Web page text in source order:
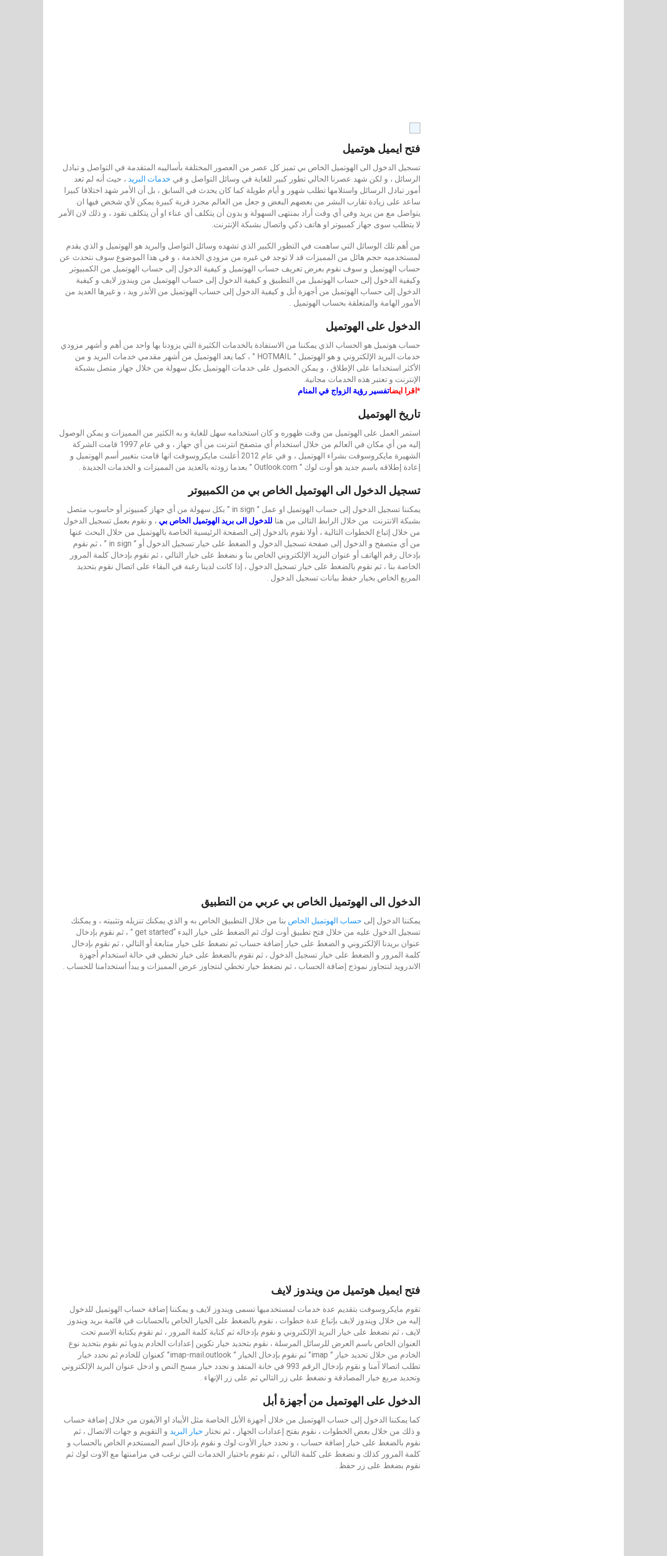
فتح ايميل هوتميل
تسجيل الدخول الى الهوتميل الخاص بي تميز كل عصر من العصور المختلفة بأساليبه المتقدمة في التواصل و تبادل
الرسائل ، و لكن شهد عصرنا الحالي تطور كبير للغاية في وسائل التواصل و في خدمات البريد ، حيث أنه لم تعد
أمور تبادل الرسائل واستلامها تطلب شهور و أيام طويلة كما كان يحدث في السابق ، بل أن الأمر شهد اختلافا كبيرا
ساعد على زيادة تقارب البشر من بعضهم البعض و جعل من العالم مجرد قرية كبيرة يمكن لأي شخص فيها ان
يتواصل مع من يريد وفي أي وقت أراد بمنتهى السهولة و بدون أن يتكلف أي عناء او أن يتكلف نقود ، و ذلك لان الأمر
لا يتطلب سوى جهاز كمبيوتر او هاتف ذكي واتصال بشبكة الإنترنت.
من أهم تلك الوسائل التي ساهمت في التطور الكبير الذي تشهده وسائل التواصل والبريد هو الهوتميل و الذي يقدم
لمستخدميه حجم هائل من المميزات قد لا توجد في غيره من مزودي الخدمة ، و في هذا الموضوع سوف نتحدث عن
حساب الهوتميل و سوف نقوم بعرض تعريف حساب الهوتميل و كيفية الدخول إلى حساب الهوتميل من الكمبيوتر
وكيفية الدخول إلى حساب الهوتميل من التطبيق و كيفية الدخول إلى حساب الهوتميل من ويندوز لايف و كيفية
الدخول إلى حساب الهوتميل من أجهزة أبل و كيفية الدخول إلى حساب الهوتميل من الأندر ويد ، و غيرها العديد من
الأمور الهامة والمتعلقة بحساب الهوتميل .
الدخول على الهوتميل
حساب هوتميل هو الحساب الذي يمكننا من الاستفادة بالخدمات الكثيرة التي يزودنا بها واحد من أهم و أشهر مزودي
خدمات البريد الإلكتروني و هو الهوتميل ” HOTMAIL ” ، كما يعد الهوتميل من أشهر مقدمي خدمات البريد و من
الأكثر استخداما على الإطلاق ، و يمكن الحصول على خدمات الهوتميل بكل سهولة من خلال جهاز متصل بشبكة
الإنترنت و تعتبر هذه الخدمات مجانية.
*اقرا ايضاتفسير رؤية الزواج في المنام
تاريخ الهوتميل
استمر العمل على الهوتميل من وقت ظهوره و كان استخدامه سهل للغاية و به الكثير من المميزات و يمكن الوصول
إليه من أي مكان في العالم من خلال استخدام أي متصفح انترنت من أي جهاز ، و في عام 1997 قامت الشركة
الشهيرة مايكروسوفت بشراء الهوتميل ، و في عام 2012 أعلنت مايكروسوفت انها قامت بتغيير أسم الهوتميل و
إعادة إطلاقه باسم جديد هو أوت لوك ” Outlook.com ” بعدما زودته بالعديد من المميزات و الخدمات الجديدة .
تسجيل الدخول الى الهوتميل الخاص بي من الكمبيوتر
يمكننا تسجيل الدخول إلى حساب الهوتميل او عمل ” in sign ” بكل سهولة من أي جهاز كمبيوتر أو حاسوب متصل
بشبكة الانترنت من خلال الرابط التالى من هنا للدخول الى بريد الهوتميل الخاص بي ، و نقوم بعمل تسجيل الدخول
من خلال إتباع الخطوات التالية ، أولا نقوم بالدخول إلى الصفحة الرئيسية الخاصة بالهوتميل من خلال البحث عنها
من أي متصفح و الدخول إلى صفحة تسجيل الدخول و الضغط على خيار تسجيل الدخول أو ” in sign ” ، ثم نقوم
بإدخال رقم الهاتف أو عنوان البريد الإلكتروني الخاص بنا و نضغط على خيار التالي ، ثم نقوم بإدخال كلمة المرور
الخاصة بنا ، ثم نقوم بالضغط على خيار تسجيل الدخول ، إذا كانت لدينا رغبة في البقاء على اتصال نقوم بتحديد
المربع الخاص بخيار حفظ بيانات تسجيل الدخول .
الدخول الى الهوتميل الخاص بي عربي من التطبيق
يمكننا الدخول إلى حساب الهوتميل الخاص بنا من خلال التطبيق الخاص به و الذي يمكنك تنزيله وتثبيته ، و يمكنك
تسجيل الدخول عليه من خلال فتح تطبيق أوت لوك ثم الضغط على خيار البدء “get started ” ، ثم نقوم بإدخال
عنوان بريدنا الإلكتروني و الضغط على خيار إضافة حساب ثم نضغط على خيار متابعة أو التالي ، ثم نقوم بإدخال
كلمة المرور و الضغط على خيار تسجيل الدخول ، ثم نقوم بالضغط على خيار تخطي في حالة استخدام أجهزة
الاندرويد لنتجاوز نموذج إضافة الحساب ، ثم نضغط خيار تخطي لنتجاوز عرض المميزات و يبدأ استخدامنا للحساب .
فتح ايميل هوتميل من ويندوز لايف
تقوم مايكروسوفت بتقديم عدة خدمات لمستخدميها تسمى ويندوز لايف و يمكننا إضافة حساب الهوتميل للدخول
إليه من خلال ويندوز لايف بإتباع عدة خطوات ، نقوم بالضغط على الخيار الخاص بالحسابات في قائمة بريد ويندوز
لايف ، ثم نضغط على خيار البريد الإلكتروني و نقوم بإدخاله ثم كتابة كلمة المرور ، ثم نقوم بكتابة الاسم تحت
العنوان الخاص باسم العرض للرسائل المرسلة ، نقوم بتحديد خيار تكوين إعدادات الخادم يدويا ثم نقوم بتحديد نوع
الخادم من خلال تحديد خيار ” imap” ثم نقوم بإدخال الخيار ” imap-mail.outlook” كعنوان للخادم ثم نحدد خيار
تطلب اتصالا آمنا و نقوم بإدخال الرقم 993 في خانة المنفذ و نجدد خيار مسح النص و ادخل عنوان البريد الإلكتروني
وتحديد مربع خيار المصادقة و نضغط على زر التالي ثم على زر الإنهاء .
الدخول على الهوتميل من أجهزة أبل
كما يمكننا الدخول إلى حساب الهوتميل من خلال أجهزة الأبل الخاصة مثل الأيباد او الآيفون من خلال إضافة حساب
و ذلك من خلال بعض الخطوات ، نقوم بفتح إعدادات الجهاز ، ثم نختار خيار البريد و التقويم و جهات الاتصال ، ثم
نقوم بالضغط على خيار إضافة حساب ، و نحدد خيار الأوت لوك و نقوم بإدخال اسم المستخدم الخاص بالحساب و
كلمة المرور كذلك و نضغط على كلمة التالي ، ثم نقوم باختيار الخدمات التي نرغب في مزامنتها مع الاوت لوك ثم
نقوم بضغط على زر حفظ .